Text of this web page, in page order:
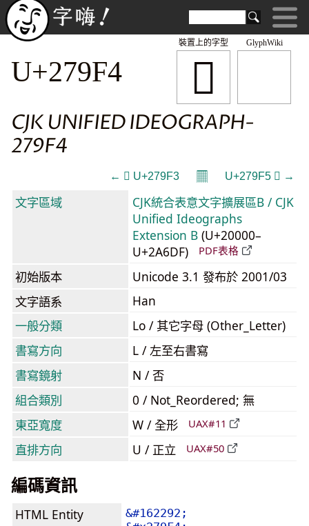
GlyphWiki
𧧴
裝置上的字型
U+279F4
CJK UNIFIED IDEOGRAPH-
279F4
← 𧧳 U+279F3 𝄜 U+279F5 𧧵 →
文字區域
CJK統合表意文字擴展區B / CJK
Unified Ideographs
Extension B (U+20000–
U+2A6DF)
PDF表格
初始版本
Unicode 3.1 發布於 2001/03
文字語系
Han
一般分類
Lo / 其它字母 (Other_Letter)
書寫方向
L / 左至右書寫
書寫鏡射
N / 否
組合類別
0 / Not_Reordered; 無
東亞寬度
W / 全形 UAX#11
直排方向 U / 正立 UAX#50
編碼資訊
HTML Entity
&#162292;